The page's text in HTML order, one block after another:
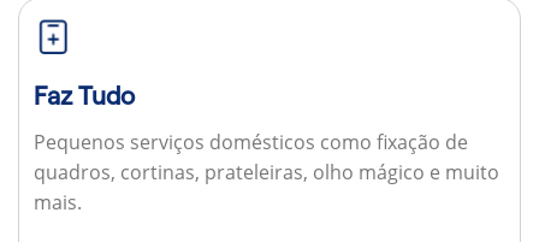
Faz Tudo
Pequenos serviços domésticos como fixação de
quadros, cortinas, prateleiras, olho mágico e muito
mais.